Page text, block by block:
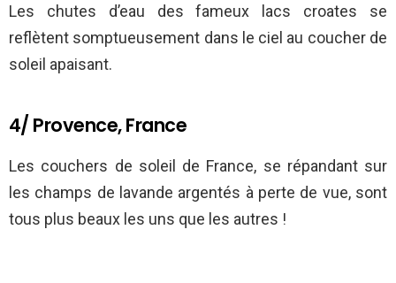
Les chutes d’eau des fameux lacs croates se
reflètent somptueusement dans le ciel au coucher de
soleil apaisant.
4/ Provence, France
Les couchers de soleil de France, se répandant sur
les champs de lavande argentés à perte de vue, sont
tous plus beaux les uns que les autres !